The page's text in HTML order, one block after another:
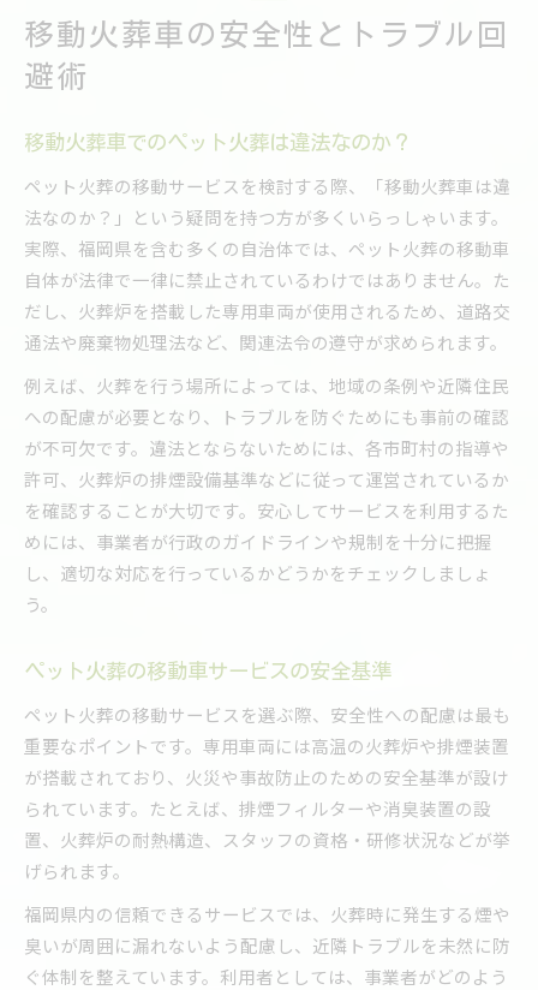
移動火葬車の安全性とトラブル回
避術
移動火葬車でのペット火葬は違法なのか？
ペット火葬の移動サービスを検討する際、「移動火葬車は違
法なのか？」という疑問を持つ方が多くいらっしゃいます。
実際、福岡県を含む多くの自治体では、ペット火葬の移動車
自体が法律で一律に禁止されているわけではありません。た
だし、火葬炉を搭載した専用車両が使用されるため、道路交
通法や廃棄物処理法など、関連法令の遵守が求められます。
例えば、火葬を行う場所によっては、地域の条例や近隣住民
への配慮が必要となり、トラブルを防ぐためにも事前の確認
が不可欠です。違法とならないためには、各市町村の指導や
許可、火葬炉の排煙設備基準などに従って運営されているか
を確認することが大切です。安心してサービスを利用するた
めには、事業者が行政のガイドラインや規制を十分に把握
し、適切な対応を行っているかどうかをチェックしましょ
う。
ペット火葬の移動車サービスの安全基準
ペット火葬の移動サービスを選ぶ際、安全性への配慮は最も
重要なポイントです。専用車両には高温の火葬炉や排煙装置
が搭載されており、火災や事故防止のための安全基準が設け
られています。たとえば、排煙フィルターや消臭装置の設
置、火葬炉の耐熱構造、スタッフの資格・研修状況などが挙
げられます。
福岡県内の信頼できるサービスでは、火葬時に発生する煙や
臭いが周囲に漏れないよう配慮し、近隣トラブルを未然に防
ぐ体制を整えています。利用者としては、事業者がどのよう